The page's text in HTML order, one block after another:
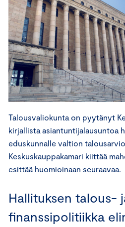
Talousvaliokunta on pyytänyt
kirjallista asiantuntijalausuntoa
eduskunnalle valtion
Keskuskauppakamari kiittää
esittää huomioinaan seuraavaa.
Hallituksen talous-
finanssipolitiikka